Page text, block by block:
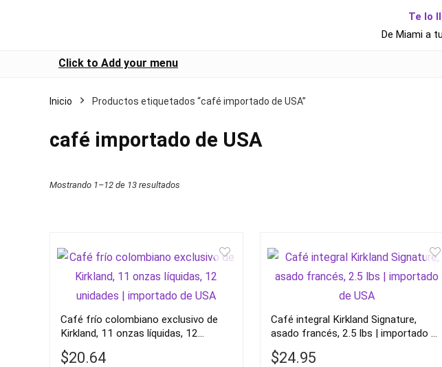
Te lo
De Miami a
Click to Add your menu
Inicio Productos etiquetados “café importado de USA”
café importado de USA
Mostrando 1–12 de 13 resultados
Café frío colombiano exclusivo de
Kirkland, 11 onzas líquidas, 12
unidades | importado de USA
$20.64
Café integral Kirkland Signature,
asado francés, 2.5 lbs | importado de
USA
$24.95